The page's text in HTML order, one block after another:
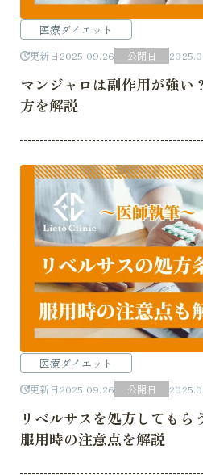
医療ダイエット
更新日 2025.09.26 公開日
マンジャロは副作用が強い
方を解説
医療ダイエット
更新日 2025.09.26 公開日
リベルサスを処方してもら
服用時の注意点を解説